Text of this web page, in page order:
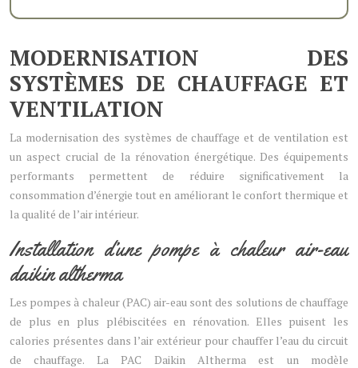
MODERNISATION DES
SYSTÈMES DE CHAUFFAGE ET
VENTILATION
La modernisation des systèmes de chauffage et de ventilation est
un aspect crucial de la rénovation énergétique. Des équipements
performants permettent de réduire significativement la
consommation d’énergie tout en améliorant le confort thermique et
la qualité de l’air intérieur.
Installation d’une pompe à chaleur air-eau
daikin altherma
Les pompes à chaleur (PAC) air-eau sont des solutions de chauffage
de plus en plus plébiscitées en rénovation. Elles puisent les
calories présentes dans l’air extérieur pour chauffer l’eau du circuit
de chauffage. La PAC Daikin Altherma est un modèle